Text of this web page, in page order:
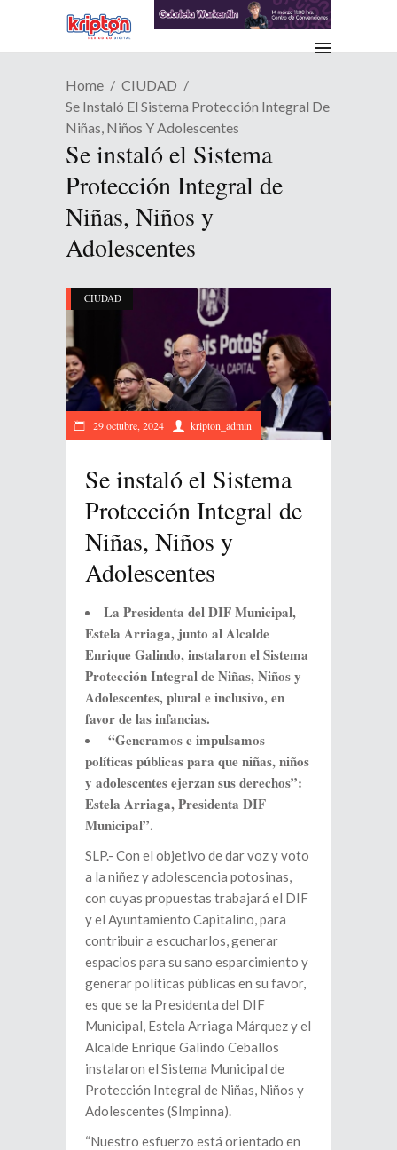
Home
CIUDAD
Se Instaló El Sistema Protección Integral De
Niñas, Niños Y Adolescentes
Se instaló el Sistema
Protección Integral de
Niñas, Niños y
Adolescentes
CIUDAD
29 octubre, 2024 kripton_admin
Se instaló el Sistema
Protección Integral de
Niñas, Niños y
Adolescentes
La Presidenta del DIF Municipal,
Estela Arriaga, junto al Alcalde
Enrique Galindo, instalaron el Sistema
Protección Integral de Niñas, Niños y
Adolescentes, plural e inclusivo, en
favor de las infancias.
“Generamos e impulsamos
políticas públicas para que niñas, niños
y adolescentes ejerzan sus derechos”:
Estela Arriaga, Presidenta DIF
Municipal”.
SLP.- Con el objetivo de dar voz y voto
a la niñez y adolescencia potosinas,
con cuyas propuestas trabajará el DIF
y el Ayuntamiento Capitalino, para
contribuir a escucharlos, generar
espacios para su sano esparcimiento y
generar políticas públicas en su favor,
es que se la Presidenta del DIF
Municipal, Estela Arriaga Márquez y el
Alcalde Enrique Galindo Ceballos
instalaron el Sistema Municipal de
Protección Integral de Niñas, Niños y
Adolescentes (SImpinna).
“Nuestro esfuerzo está orientado en